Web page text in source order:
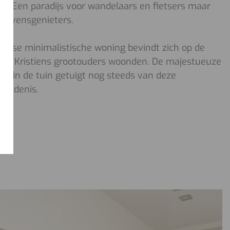
Een paradijs voor wandelaars en fietsers maar
levensgenieters.
minimalistische woning bevindt zich op de
Kristiens grootouders woonden. De majestueuze
in de tuin getuigt nog steeds van deze